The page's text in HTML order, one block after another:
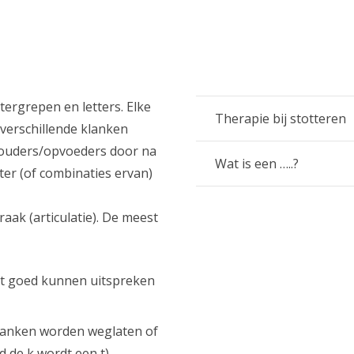
en letters. Elke
klanken
opvoeders door na
(of combinaties ervan)
(articulatie). De meest
goed kunnen uitspreken
worden weglaten of
Therapie bij stotteren
Wat is een …..?